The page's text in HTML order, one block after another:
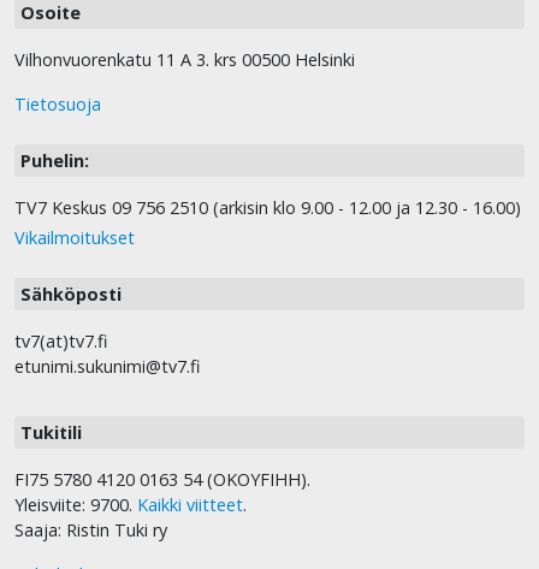
Osoite
Vilhonvuorenkatu 11 A 3. krs 00500 Helsinki
Tietosuoja
Puhelin:
TV7 Keskus 09 756 2510 (arkisin klo 9.00 - 12.00 ja 12.30 - 16.00)
Vikailmoitukset
Sähköposti
tv7(at)tv7.fi
etunimi.sukunimi@tv7.fi
Tukitili
FI75 5780 4120 0163 54 (OKOYFIHH).
Yleisviite: 9700. Kaikki viitteet.
Saaja: Ristin Tuki ry